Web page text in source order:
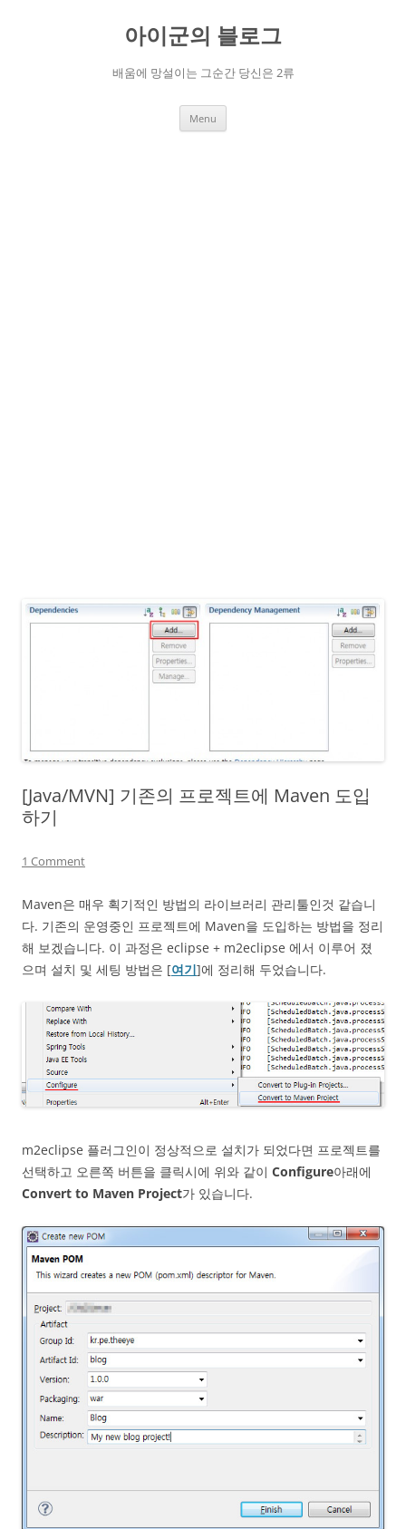
아이군의 블로그
배움에 망설이는 그순간 당신은 2류
Menu
[Java/MVN] 기존의 프로젝트에 Maven 도입
하기
1 Comment
Maven은 매우 획기적인 방법의 라이브러리 관리툴인것 같습니
다. 기존의 운영중인 프로젝트에 Maven을 도입하는 방법을 정리
해 보겠습니다. 이 과정은 eclipse + m2eclipse 에서 이루어 졌
으며 설치 및 세팅 방법은 [여기]에 정리해 두었습니다.
m2eclipse 플러그인이 정상적으로 설치가 되었다면 프로젝트를
선택하고 오른쪽 버튼을 클릭시에 위와 같이 Configure아래에
Convert to Maven Project가 있습니다.